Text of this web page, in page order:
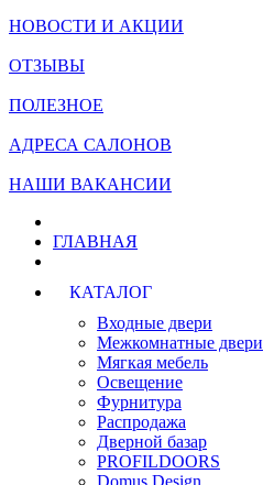
НОВОСТИ И АКЦИИ
ОТЗЫВЫ
ПОЛЕЗНОЕ
АДРЕСА САЛОНОВ
НАШИ ВАКАНСИИ
ГЛАВНАЯ
КАТАЛОГ
Входные двери
Межкомнатные двери
Мягкая мебель
Освещение
Фурнитура
Распродажа
Дверной базар
PROFILDOORS
Domus Design